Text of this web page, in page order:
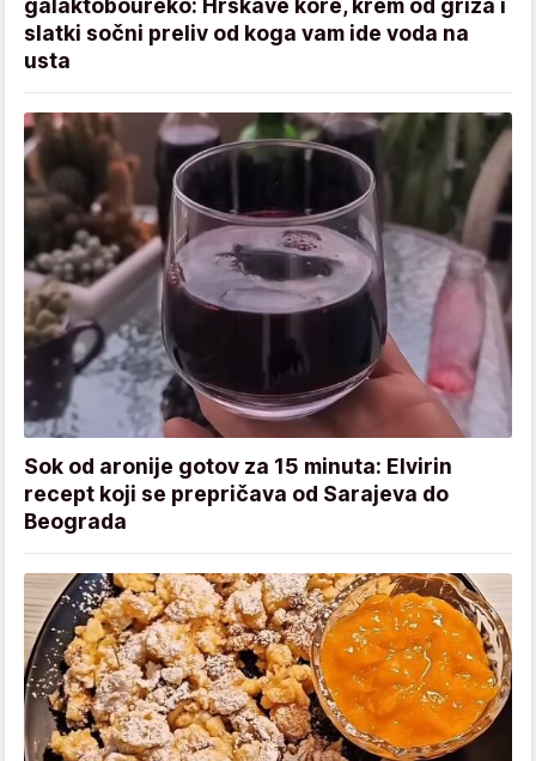
galaktoboureko: Hrskave kore, krem od griza i
slatki sočni preliv od koga vam ide voda na
usta
Sok od aronije gotov za 15 minuta: Elvirin
recept koji se prepričava od Sarajeva do
Beograda